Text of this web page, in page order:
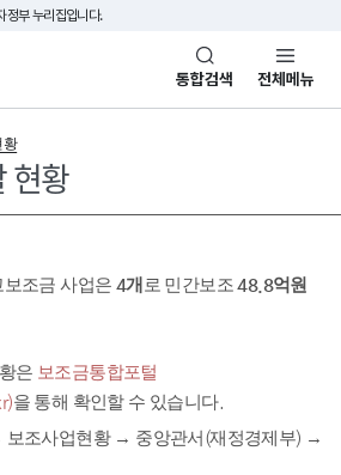
정부 누리집입니다.
통합검색 전체메뉴
황
현황
조금 사업은 4개 로 민간보조48.8억원
은 보조금통합포털
을 통해 확인할 수 있습니다.
조사업현황 → 중앙관서(재정경제부) →